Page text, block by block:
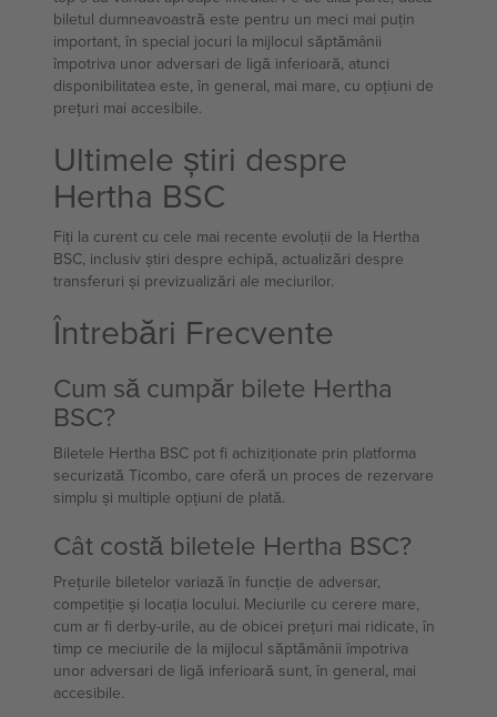
biletul dumneavoastră este pentru un meci mai puțin
important, în special jocuri la mijlocul săptămânii
împotriva unor adversari de ligă inferioară, atunci
disponibilitatea este, în general, mai mare, cu opțiuni de
prețuri mai accesibile.
Ultimele știri despre
Hertha BSC
Fiți la curent cu cele mai recente evoluții de la Hertha
BSC, inclusiv știri despre echipă, actualizări despre
transferuri și previzualizări ale meciurilor.
Întrebări Frecvente
Cum să cumpăr bilete Hertha
BSC?
Biletele Hertha BSC pot fi achiziționate prin platforma
securizată Ticombo, care oferă un proces de rezervare
simplu și multiple opțiuni de plată.
Cât costă biletele Hertha BSC?
Prețurile biletelor variază în funcție de adversar,
competiție și locația locului. Meciurile cu cerere mare,
cum ar fi derby-urile, au de obicei prețuri mai ridicate, în
timp ce meciurile de la mijlocul săptămânii împotriva
unor adversari de ligă inferioară sunt, în general, mai
accesibile.